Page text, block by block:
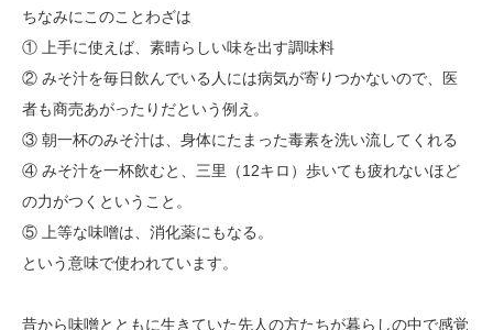
ちなみにこのことわざは
① 上手に使えば、素晴らしい味を出す調味料
② みそ汁を毎日飲んでいる人には病気が寄りつかないので、医
者も商売あがったりだという例え。
③ 朝一杯のみそ汁は、身体にたまった毒素を洗い流してくれる
④ みそ汁を一杯飲むと、三里（12キロ）歩いても疲れないほど
の力がつくということ。
⑤ 上等な味噌は、消化薬にもなる。
という意味で使われています。
昔から味噌とともに生きていた先人の方たちが暮らしの中で感覚